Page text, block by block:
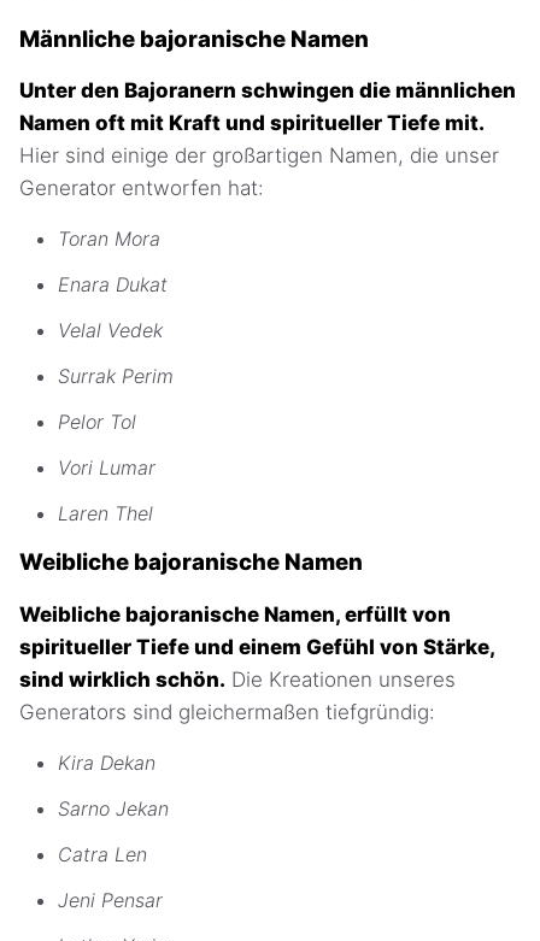
Männliche bajoranische Namen
Unter den Bajoranern schwingen die männlichen
Namen oft mit Kraft und spiritueller Tiefe mit.
Hier sind einige der großartigen Namen, die unser
Generator entworfen hat:
Toran Mora
Enara Dukat
Velal Vedek
Surrak Perim
Pelor Tol
Vori Lumar
Laren Thel
Weibliche bajoranische Namen
Weibliche bajoranische Namen, erfüllt von
spiritueller Tiefe und einem Gefühl von Stärke,
sind wirklich schön. Die Kreationen unseres
Generators sind gleichermaßen tiefgründig:
Kira Dekan
Sarno Jekan
Catra Len
Jeni Pensar